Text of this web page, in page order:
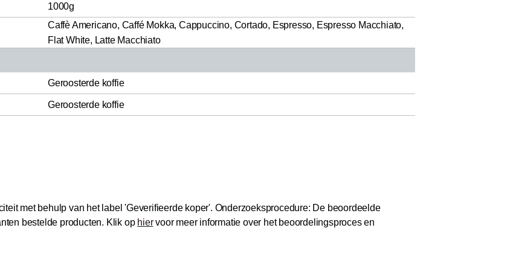
1000g
Caffè Americano, Caffé Mokka, Cappuccino, Cortado, Espresso, Espresso Macchiato,
Flat White, Latte Macchiato
Geroosterde koffie
Geroosterde koffie
met behulp van het label 'Geverifieerde koper'. Onderzoeksprocedure: De beoordeelde
bestelde producten. Klik op hiervoor meer informatie over het beoordelingsproces en